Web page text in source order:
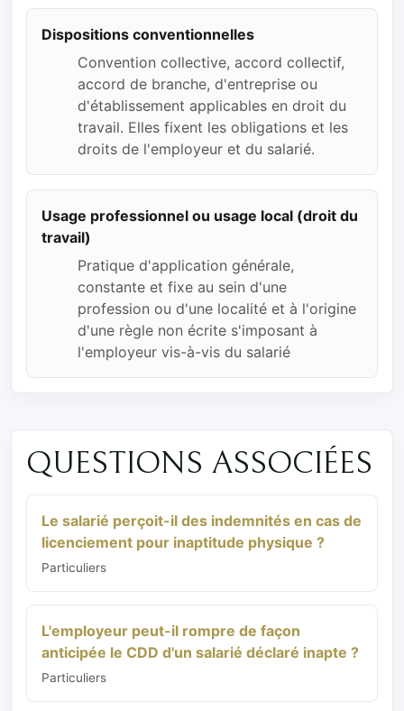
Dispositions conventionnelles
Convention collective, accord collectif,
accord de branche, d'entreprise ou
d'établissement applicables en droit du
travail. Elles fixent les obligations et les
droits de l'employeur et du salarié.
Usage professionnel ou usage local (droit du
travail)
Pratique d'application générale,
constante et fixe au sein d'une
profession ou d'une localité et à l'origine
d'une règle non écrite s'imposant à
l'employeur vis-à-vis du salarié
QUESTIONS ASSOCIÉES
Le salarié perçoit-il des indemnités en cas de
licenciement pour inaptitude physique ?
Particuliers
L'employeur peut-il rompre de façon
anticipée le CDD d'un salarié déclaré inapte ?
Particuliers